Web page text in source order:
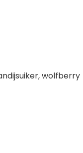
wolfberry